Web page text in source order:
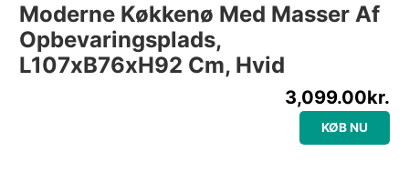
Moderne Køkkenø Med Masser Af
Opbevaringsplads,
L107xB76xH92 Cm, Hvid
3,099.00kr.
KØB NU